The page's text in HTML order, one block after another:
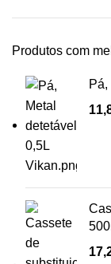
Produtos com